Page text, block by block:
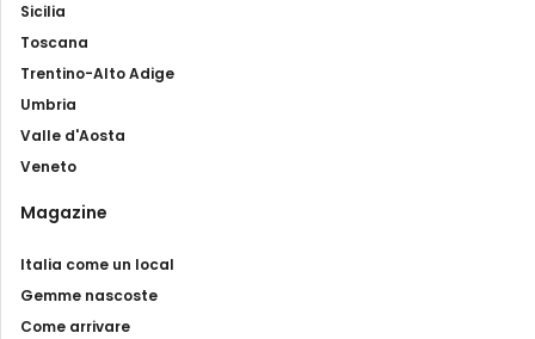
Sicilia
Toscana
Trentino-Alto Adige
Umbria
Valle d'Aosta
Veneto
Magazine
Italia come un local
Gemme nascoste
Come arrivare